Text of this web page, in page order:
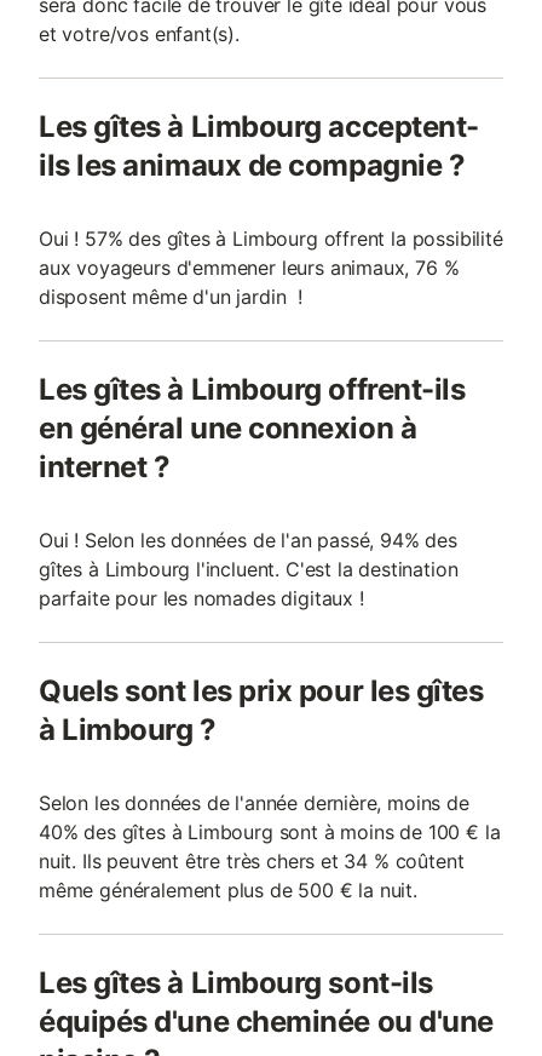
sera donc facile de trouver le gîte idéal pour vous
et votre/vos enfant(s).
Les gîtes à Limbourg acceptent-
ils les animaux de compagnie ?
Oui ! 57% des gîtes à Limbourg offrent la possibilité
aux voyageurs d'emmener leurs animaux, 76 %
disposent même d'un jardin !
Les gîtes à Limbourg offrent-ils
en général une connexion à
internet ?
Oui ! Selon les données de l'an passé, 94% des
gîtes à Limbourg l'incluent. C'est la destination
parfaite pour les nomades digitaux !
Quels sont les prix pour les gîtes
à Limbourg ?
Selon les données de l'année dernière, moins de
40% des gîtes à Limbourg sont à moins de 100 € la
nuit. Ils peuvent être très chers et 34 % coûtent
même généralement plus de 500 € la nuit.
Les gîtes à Limbourg sont-ils
équipés d'une cheminée ou d'une